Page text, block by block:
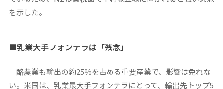
を示した。
■乳業大手フォンテラは「残念」
酪農業も輸出の約25％を占める重要産業で、影響は免れな
い。米国は、乳業最大手フォンテラにとって、輸出先トップ5